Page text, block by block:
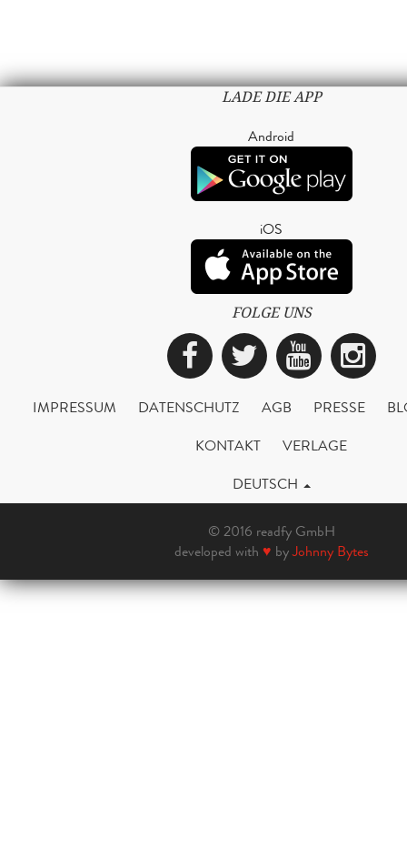
LADE DIE APP
Android
iOS
FOLGE UNS
Facebook
Twitter
IMPRESSUM DATENSCHUTZ AGB PRESSE
KONTAKT
VERLAGE
DEUTSCH
© 2016 readfy GmbH
developed with ♥ byJohnny Bytes